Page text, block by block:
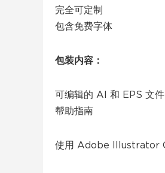
完全可定制
包含免费字体
包装内容：
可编辑的 AI 和 EPS 文件
帮助指南
使用 Adob​​e Illustrator